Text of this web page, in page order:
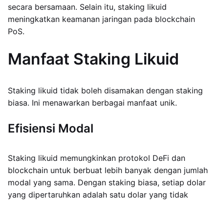
secara bersamaan. Selain itu, staking likuid
meningkatkan keamanan jaringan pada blockchain
PoS.
Manfaat Staking Likuid
Staking likuid tidak boleh disamakan dengan staking
biasa. Ini menawarkan berbagai manfaat unik.
Efisiensi Modal
Staking likuid memungkinkan protokol DeFi dan
blockchain untuk berbuat lebih banyak dengan jumlah
modal yang sama. Dengan staking biasa, setiap dolar
yang dipertaruhkan adalah satu dolar yang tidak